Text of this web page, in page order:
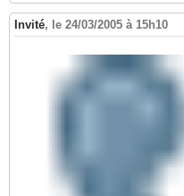
Invité, le 24/03/2005 à 15h10